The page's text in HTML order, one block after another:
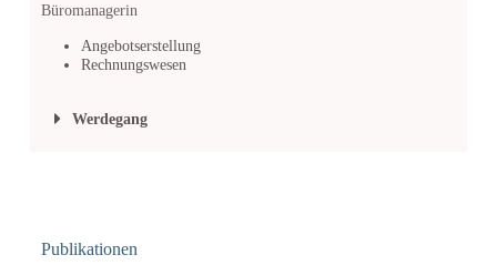
Büromanagerin
Angebotserstellung
Rechnungswesen
Werdegang
Publikationen